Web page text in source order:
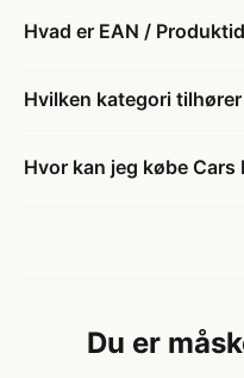
Hvad er EAN /
Hvilken kategori tilhører
Hvor kan jeg købe Cars
Du er